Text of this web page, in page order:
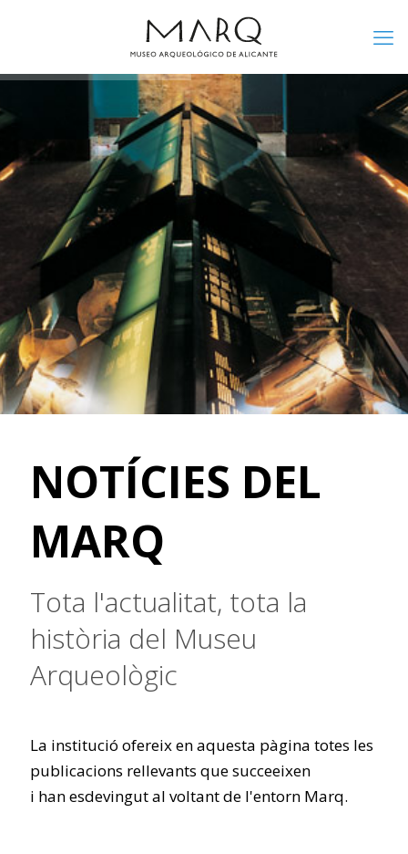
NOTÍCIES DEL
MARQ
Tota l'actualitat, tota la
història del Museu
Arqueològic
La institució ofereix en aquesta pàgina totes les
publicacions rellevants que succeeixen
i han esdevingut al voltant de l'entorn Marq.